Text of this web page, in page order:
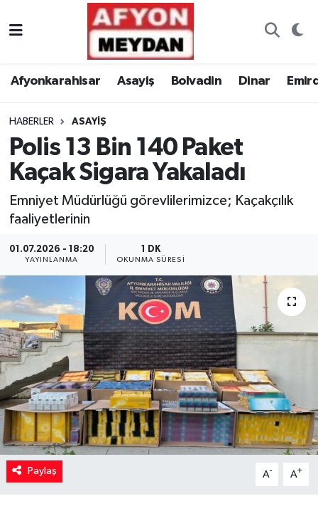
Afyonkarahisar Asayiş Bolvadin Dinar
HABERLER ASAYIŞ
Polis 13 Bin 140 Paket
Kaçak Sigara Yakaladı
Emniyet Müdürlüğü görevlilerimizce; Kaçakçılık
faaliyetlerinin
01.07.2026 - 18:20
YAYINLANMA
1 DK
OKUNMA SÜRESI
Paylaş A- A+
Nöbetçi Eczaneler
Trafik Durumu
Süper Lig Puan Durumu ve Fikstür
Tüm Manşetler